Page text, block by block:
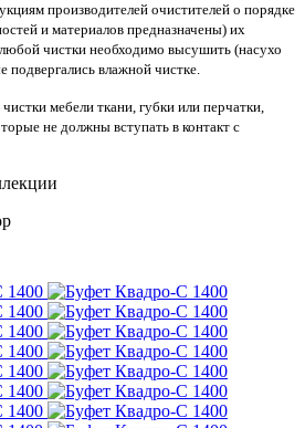
производителей очистителей о порядке
и материалов предназначены) их
чистки необходимо высушить (насухо
подвергались влажной чистке.
мебели ткани, губки или перчатки,
не должны вступать в контакт с